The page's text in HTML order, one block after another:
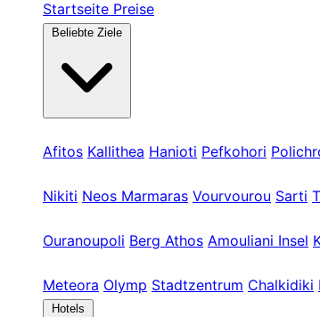
Startseite Preise
Beliebte Ziele
Afitos Kallithea Hanioti Pefkohori
Nikiti Neos Marmaras Vourvourou Sarti
Ouranoupoli Berg Athos Amouliani Insel
Meteora Olymp Stadtzentrum Chalkidiki
Hotels